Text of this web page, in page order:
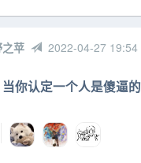
苹 2022-04-27 19:54
当你认定一个人是傻逼